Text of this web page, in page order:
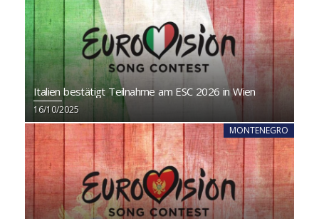
Italien bestätigt Teilnahme am ESC 2026 in Wien
16/10/2025
MONTENEGRO